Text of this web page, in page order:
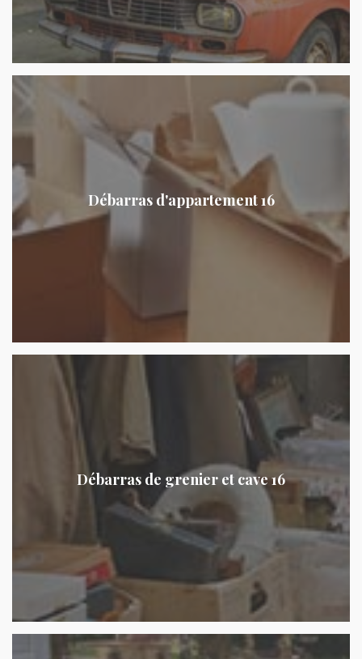
Débarras d'appartement 16
Débarras de grenier et cave 16